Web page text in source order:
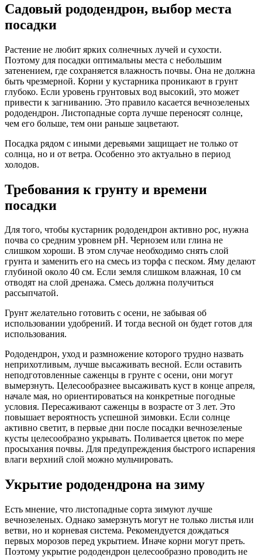
Садовый рододендрон, выбор места
посадки
Растение не любит ярких солнечных лучей и сухости.
Поэтому для посадки оптимальны места с небольшим
затенением, где сохраняется влажность почвы. Она не должна
быть чрезмерной. Корни у кустарника проникают в грунт
глубоко. Если уровень грунтовых вод высокий, это может
привести к загниванию. Это правило касается вечнозеленых
рододендрон. Листопадные сорта лучше переносят солнце,
чем его больше, тем они раньше зацветают.
Посадка рядом с иными деревьями защищает не только от
солнца, но и от ветра. Особенно это актуально в период
холодов.
Требования к грунту и времени
посадки
Для того, чтобы кустарник рододендрон активно рос, нужна
почва со средним уровнем рН. Чернозем или глина не
слишком хороши. В этом случае необходимо снять слой
грунта и заменить его на смесь из торфа с песком. Яму делают
глубиной около 40 см. Если земля слишком влажная, 10 см
отводят на слой дренажа. Смесь должна получиться
рассыпчатой.
Грунт желательно готовить с осени, не забывая об
использовании удобрений. И тогда весной он будет готов для
использования.
Рододендрон, уход и размножение которого трудно назвать
неприхотливым, лучше высаживать весной. Если оставить
неподготовленные саженцы в грунте с осени, они могут
вымерзнуть. Целесообразнее высаживать куст в конце апреля,
начале мая, но ориентироваться на конкретные погодные
условия. Пересаживают саженцы в возрасте от 3 лет. Это
повышает вероятность успешной зимовки. Если солнце
активно светит, в первые дни после посадки вечнозеленые
кусты целесообразно укрывать. Поливается цветок по мере
просыхания почвы. Для предупреждения быстрого испарения
влаги верхний слой можно мульчировать.
Укрытие рододендрона на зиму
Есть мнение, что листопадные сорта зимуют лучше
вечнозеленых. Однако замерзнуть могут не только листья или
ветви, но и корневая система. Рекомендуется дождаться
первых морозов перед укрытием. Иначе корни могут преть.
Поэтому укрытие рододендрон целесообразно проводить не